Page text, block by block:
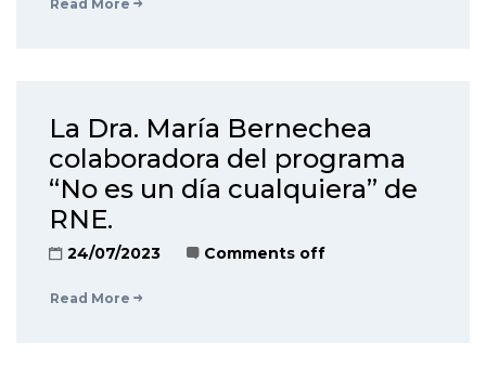
Read More
La Dra. María Bernechea
colaboradora del programa
“No es un día cualquiera” de
RNE.
24/07/2023 Comments off
Read More